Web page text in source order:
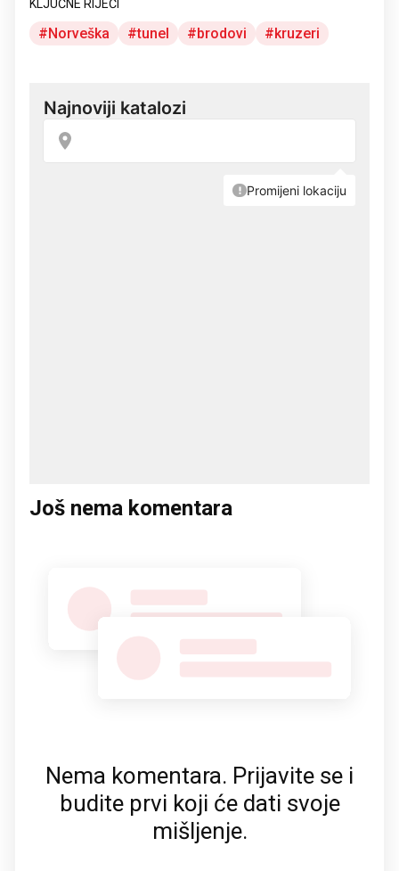
KLJUČNE RIJEČI
Norveška tunel brodovi kruzeri
Još nema komentara
Nema komentara. Prijavite se i
budite prvi koji će dati svoje
mišljenje.